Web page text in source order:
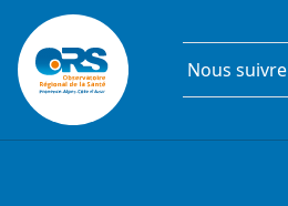
Aller au contenu principal
Nous suivre